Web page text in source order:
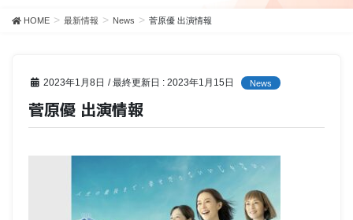
HOME 最新情報 News 菅原優 出演情報
2023年1月8日 / 最終更新日 : 2023年1月15日 News
菅原優 出演情報